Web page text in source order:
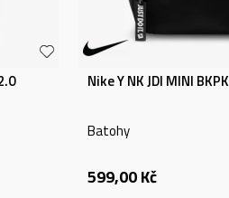
Nike Y NK JDI MINI
Batohy
599,00Kč